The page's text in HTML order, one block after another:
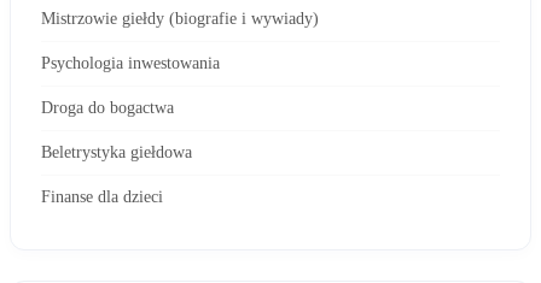
Mistrzowie giełdy (biografie i wywiady)
Psychologia inwestowania
Droga do bogactwa
Beletrystyka giełdowa
Finanse dla dzieci